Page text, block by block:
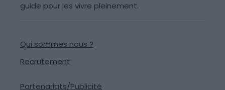
guide pour les vivre pleinement.
Qui sommes nous ?
Recrutement
Partenariats/Publicité